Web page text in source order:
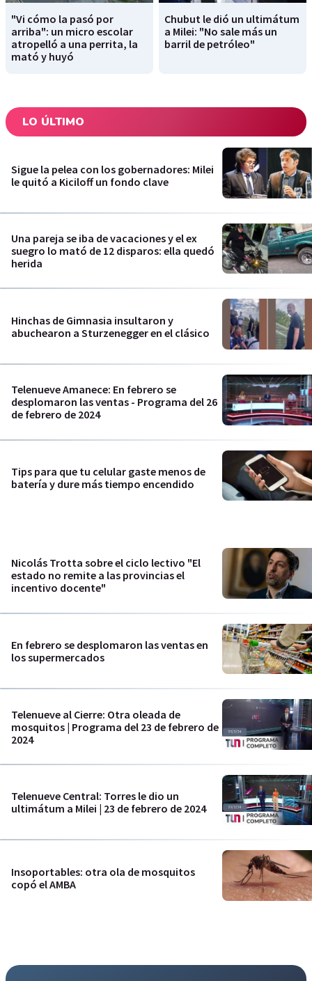
"Vi cómo la pasó por
arriba": un micro escolar
atropelló a una perrita, la
mató y huyó
Chubut le dió un ultimátum
a Milei: "No sale más un
barril de petróleo"
LO ÚLTIMO
Sigue la pelea con los gobernadores: Milei
le quitó a Kiciloff un fondo clave
Una pareja se iba de vacaciones y el ex
suegro lo mató de 12 disparos: ella quedó
herida
Hinchas de Gimnasia insultaron y
abuchearon a Sturzenegger en el clásico
Telenueve Amanece: En febrero se
desplomaron las ventas - Programa del 26
de febrero de 2024
Tips para que tu celular gaste menos de
batería y dure más tiempo encendido
Nicolás Trotta sobre el ciclo lectivo "El
estado no remite a las provincias el
incentivo docente"
En febrero se desplomaron las ventas en
los supermercados
Telenueve al Cierre: Otra oleada de
mosquitos | Programa del 23 de febrero de
2024
Telenueve Central: Torres le dio un
ultimátum a Milei | 23 de febrero de 2024
Insoportables: otra ola de mosquitos
copó el AMBA